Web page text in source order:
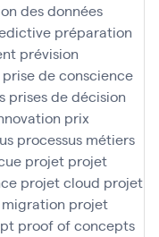
des données
préparation
prévision
prise de conscience
prises de décision
prix
processus métiers
projet projet
projet cloud projet
projet
proof of concepts